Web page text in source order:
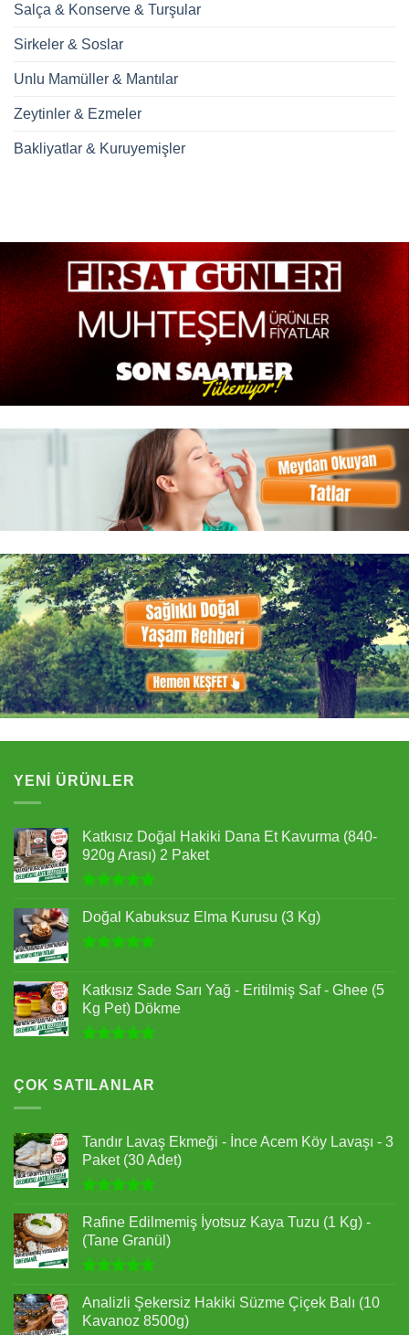
Salça & Konserve & Turşular
Sirkeler & Soslar
Unlu Mamüller & Mantılar
Zeytinler & Ezmeler
Bakliyatlar & Kuruyemişler
YENI ÜRÜNLER
Katkısız Doğal Hakiki Dana Et Kavurma (840-
920g Arası) 2 Paket
5.00oy
Doğal Kabuksuz Elma Kurusu (3 Kg)
aldı
Katkısız Sade Sarı Yağ - Eritilmiş Saf - Ghee (5
Kg Pet) Dökme
aldı
ÇOK SATILANLAR
Tandır Lavaş Ekmeği - İnce Acem Köy Lavaşı - 3
Paket (30 Adet)
5.00oy
aldı
Rafine Edilmemiş İyotsuz Kaya Tuzu (1 Kg) -
(Tane Granül)
5.00oy
aldı
Analizli Şekersiz Hakiki Süzme Çiçek Balı (10
Kavanoz 8500g)